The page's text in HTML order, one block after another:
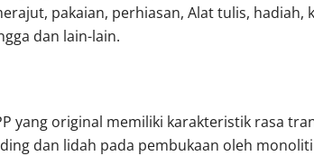
pakaian, perhiasan, Alat tulis, hadiah,
dan lain-lain.
yang original memiliki karakteristik rasa
dan lidah pada pembukaan oleh